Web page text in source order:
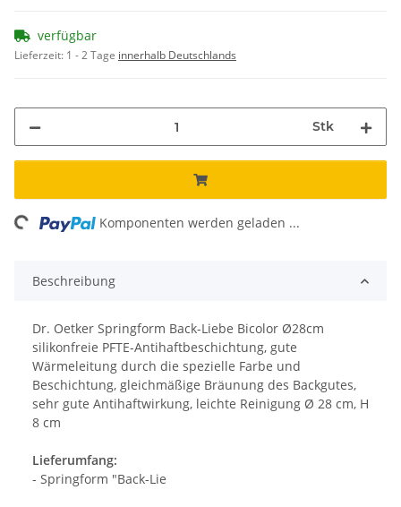
verfügbar
Lieferzeit: 1 - 2 Tage innerhalb Deutschlands
Stk
Komponenten werden geladen ...
Beschreibung
Dr. Oetker Springform Back-Liebe Bicolor Ø28cm
silikonfreie PFTE-Antihaftbeschichtung, gute
Wärmeleitung durch die spezielle Farbe und
Beschichtung, gleichmäßige Bräunung des Backgutes,
sehr gute Antihaftwirkung, leichte Reinigung Ø 28 cm, H
8 cm
Lieferumfang:
- Springform "Back-Lie